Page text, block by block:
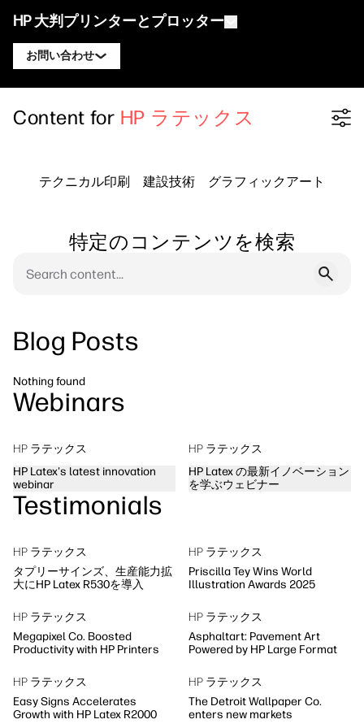
HP 大判プリンターとプロッター
お問い合わせ
HP Latex エキスパートに連絡
PrintOS エキスパートに連絡
HP DesignJet テクニカルプロッター
HP PageWide XL プリンター
HP Stitch プリンター
ソリューションとサービス
HP PrintOS プロダクションハブ
セキュリティ
リソース
ウェビナー
ワークフローソリューション
Content for HP ラテックス
Filter category
テクニカル印刷 建設技術 グラフィックアート
特定のコンテンツを検索
Blog Posts
Nothing found
Webinars
HP ラテックス
HP Latex's latest innovation
webinar
HP ラテックス
HP Latex の最新イノベーション
を学ぶウェビナー
Testimonials
HP ラテックス
タプリーサインズ、生産能力拡
大にHP Latex R530を導入
HP ラテックス
Priscilla Tey Wins World
Illustration Awards 2025
HP ラテックス
Megapixel Co. Boosted
Productivity with HP Printers
HP ラテックス
Asphaltart: Pavement Art
Powered by HP Large Format
HP ラテックス
Easy Signs Accelerates
Growth with HP Latex R2000
HP ラテックス
The Detroit Wallpaper Co.
enters new markets